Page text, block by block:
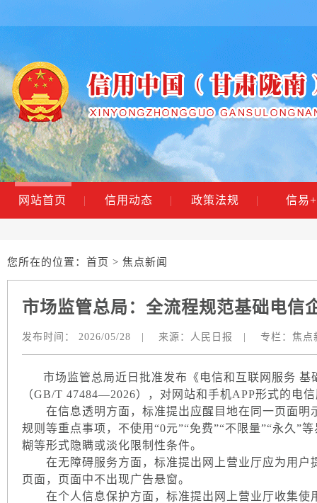
网站首页 | 信用动态 | 政策法规 | 信易+
您所在的位置： 首页 > 焦点新闻
市场监管总局：全流程规范基础电信
发布时间： 2026/05/28 来源： 人民日报 专栏： 焦点
市场监管总局近日批准发布《电信和互联网服务 基
（GB/T 47484—2026），对网站和手机APP形式的电
在信息透明方面，标准提出应醒目地在同一页面明
规则等重点事项，不使用“0元”“免费”“不限量”“永久”
糊等形式隐瞒或淡化限制性条件。
在无障碍服务方面，标准提出网上营业厅应为用户
页面，页面中不出现广告悬窗。
在个人信息保护方面，标准提出网上营业厅收集使